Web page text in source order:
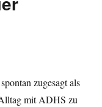
zugesagt als
mit ADHS zu